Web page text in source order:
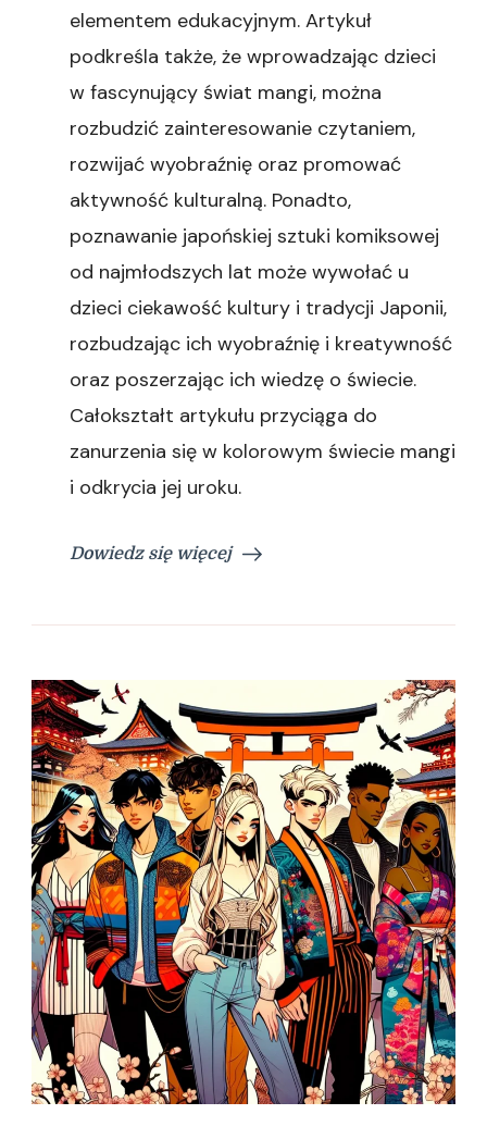
elementem edukacyjnym. Artykuł
podkreśla także, że wprowadzając dzieci
w fascynujący świat mangi, można
rozbudzić zainteresowanie czytaniem,
rozwijać wyobraźnię oraz promować
aktywność kulturalną. Ponadto,
poznawanie japońskiej sztuki komiksowej
od najmłodszych lat może wywołać u
dzieci ciekawość kultury i tradycji Japonii,
rozbudzając ich wyobraźnię i kreatywność
oraz poszerzając ich wiedzę o świecie.
Całokształt artykułu przyciąga do
zanurzenia się w kolorowym świecie mangi
i odkrycia jej uroku.
Dowiedz się więcej